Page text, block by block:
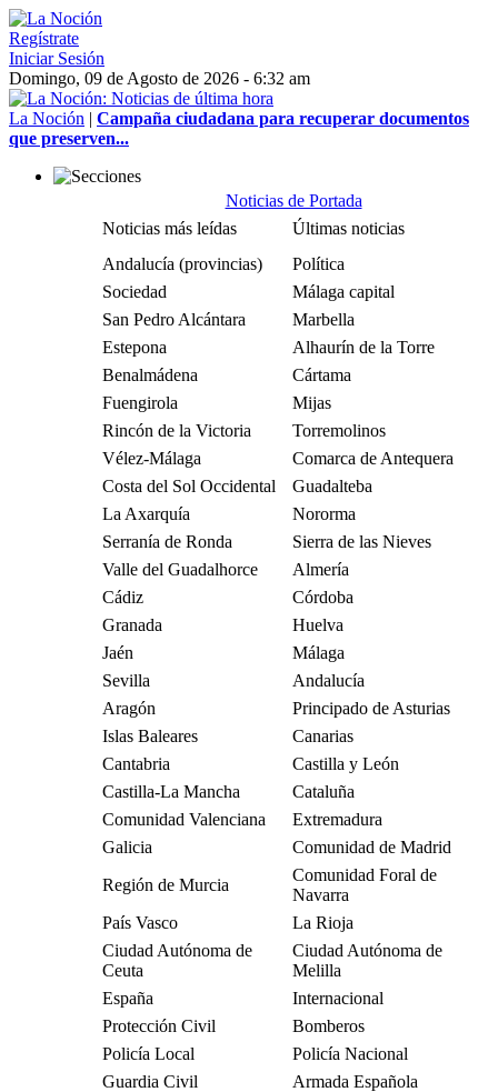
Regístrate
Iniciar Sesión
Domingo, 09 de Agosto de 2026 - 6:32 am
La Noción | Campaña ciudadana para recuperar documentos
que preserven...
Noticias de Portada
Noticias más leídas
Últimas noticias
Andalucía (provincias)
Política
Sociedad
Málaga capital
San Pedro Alcántara
Marbella
Estepona
Alhaurín de la Torre
Benalmádena
Cártama
Fuengirola
Mijas
Rincón de la Victoria
Torremolinos
Vélez-Málaga
Comarca de Antequera
Costa del Sol Occidental
Guadalteba
La Axarquía
Nororma
Serranía de Ronda
Sierra de las Nieves
Valle del Guadalhorce
Almería
Cádiz
Córdoba
Granada
Huelva
Jaén
Málaga
Sevilla
Andalucía
Aragón
Principado de Asturias
Islas Baleares
Canarias
Cantabria
Castilla y León
Castilla-La Mancha
Cataluña
Comunidad Valenciana
Extremadura
Galicia
Comunidad de Madrid
Región de Murcia
Comunidad Foral de
Navarra
País Vasco
La Rioja
Ciudad Autónoma de
Ceuta
Ciudad Autónoma de
Melilla
España
Internacional
Protección Civil
Bomberos
Policía Local
Policía Nacional
Guardia Civil
Armada Española